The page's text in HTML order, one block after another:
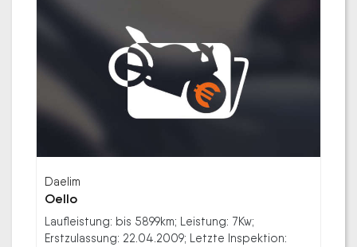
Daelim
Oello
Laufleistung: bis 5899km; Leistung: 7Kw;
Erstzulassung: 22.04.2009; Letzte Inspektion: